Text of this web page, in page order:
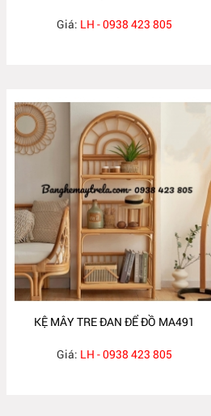
Giá: LH - 0938 423 805
KỆ MÂY TRE ĐAN ĐỂ ĐỒ MA491
Giá: LH - 0938 423 805